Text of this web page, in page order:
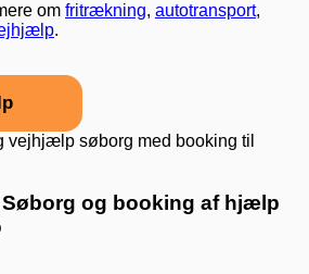
om fritrækning, autotransport,
.
og booking af hjælp